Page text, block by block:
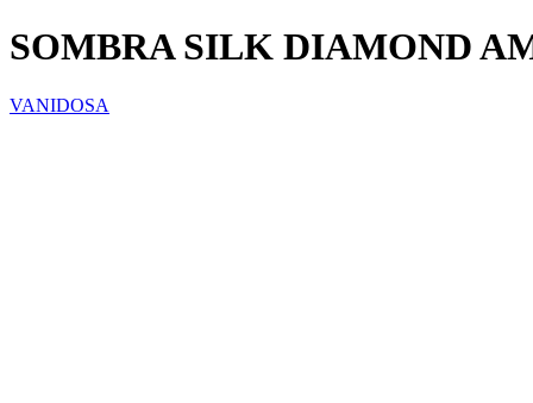
SOMBRA SILK DIAMOND
VANIDOSA